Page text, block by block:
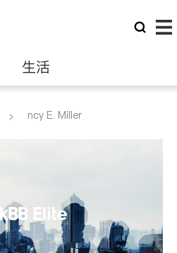
生活
律师
非盈利组织
ncy E. Miller